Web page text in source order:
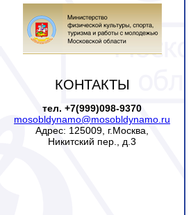
КОНТАКТЫ
тел. +7(999)098-9370
mosobldynamo@mosobldynamo.ru
Адрес: 125009, г.Москва,
Никитский пер., д.3